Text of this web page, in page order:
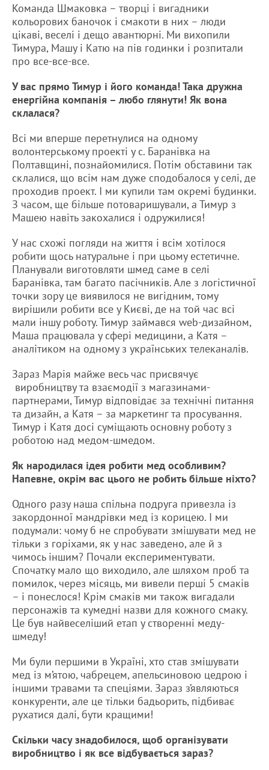
Команда Шмаковка – творці і вигадники
кольорових баночок і смакоти в них – люди
цікаві, веселі і дещо авантюрні. Ми вихопили
Тимура, Машу і Катю на пів годинки і розпитали
про все-все-все.
У вас прямо Тимур і його команда! Така дружна
енергійна компанія – любо глянути! Як вона
склалася?
Всі ми вперше перетнулися на одному
волонтерському проекті у с. Баранівка на
Полтавщині, познайомилися. Потім обставини так
склалися, що всім нам дуже сподобалося у селі, де
проходив проект. І ми купили там окремі будинки.
З часом, ще більше потоваришували, а Тимур з
Машею навіть закохалися і одружилися!
У нас схожі погляди на життя і всім хотілося
робити щось натуральне і при цьому естетичне.
Планували виготовляти шмед саме в селі
Баранівка, там багато пасічників. Але з логістичної
точки зору це виявилося не вигідним, тому
вирішили робити все у Києві, де на той час всі
мали іншу роботу. Тимур займався web-дизайном,
Маша працювала у сфері медицини, а Катя –
аналітиком на одному з українських телеканалів.
Зараз Марія майже весь час присвячує
виробництву та взаємодії з магазинами-
партнерами, Тимур відповідає за технічні питання
та дизайн, а Катя – за маркетинг та просування.
Тимур і Катя досі суміщають основну роботу з
роботою над медом-шмедом.
Як народилася ідея робити мед особливим?
Напевне, окрім вас цього не робить більше ніхто?
Одного разу наша спільна подруга привезла із
закордонної мандрівки мед із корицею. І ми
подумали: чому б не спробувати змішувати мед не
тільки з горіхами, як у нас заведено, але й з
чимось іншим? Почали експериментувати.
Спочатку мало що виходило, але шляхом проб та
помилок, через місяць, ми вивели перші 5 смаків
– і понеслося! Крім смаків ми також вигадали
персонажів та кумедні назви для кожного смаку.
Це був найвеселіший етап у створенні меду-
шмеду!
Ми були першими в Україні, хто став змішувати
мед із м’ятою, чабрецем, апельсиновою цедрою і
іншими травами та спеціями. Зараз з’являються
конкуренти, але це тільки бадьорить, підбиває
рухатися далі, бути кращими!
Скільки часу знадобилося, щоб організувати
виробництво і як все відбувається зараз?